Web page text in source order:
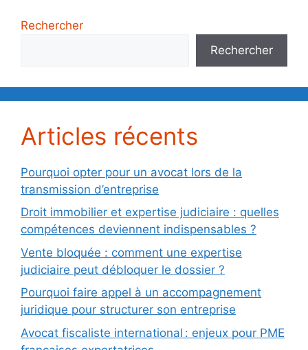
Rechercher
Rechercher
Articles récents
Pourquoi opter pour un avocat lors de la
transmission d’entreprise
Droit immobilier et expertise judiciaire : quelles
compétences deviennent indispensables ?
Vente bloquée : comment une expertise
judiciaire peut débloquer le dossier ?
Pourquoi faire appel à un accompagnement
juridique pour structurer son entreprise
Avocat fiscaliste international : enjeux pour PME